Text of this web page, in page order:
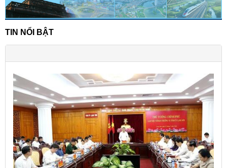
TIN NỔI BẬT